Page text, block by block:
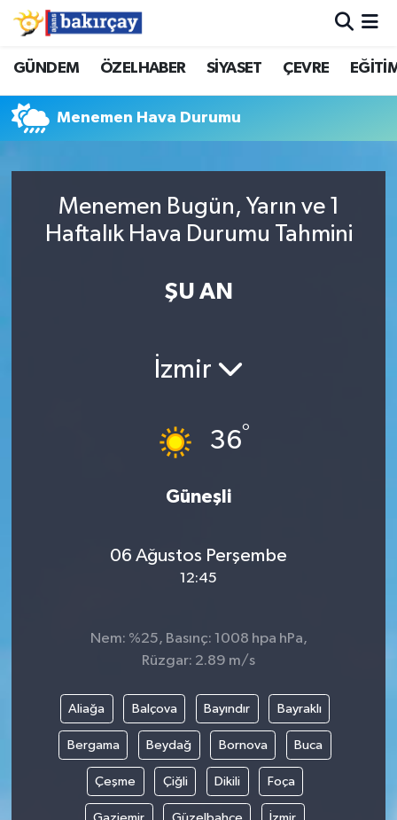
GÜNDEM ÖZELHABER SİYASET ÇEVRE
Menemen Hava Durumu
Menemen Bugün, Yarın ve 1
Haftalık Hava Durumu Tahmini
ŞU AN
İzmir
36°
Güneşli
06 Ağustos Perşembe
12:45
Nem: %25, Basınç: 1008 hpa hPa,
Rüzgar: 2.89 m/s
Aliağa Balçova Bayındır Bayraklı
Bergama Beydağ Bornova Buca
Çeşme Çiğli Dikili Foça
İzmir Nöbetçi Eczaneler
İzmir Hava Durumu
İzmir Trafik Yoğunluk Haritası